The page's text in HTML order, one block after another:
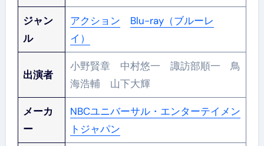
ジャン
ル
アクション
Blu-ray（ブルーレ
イ）
出演者
小野賢章 中村悠一 諏訪部順一 鳥
海浩輔 山下大輝
メーカ
ー
NBCユニバーサル・エンターテイメン
トジャパン